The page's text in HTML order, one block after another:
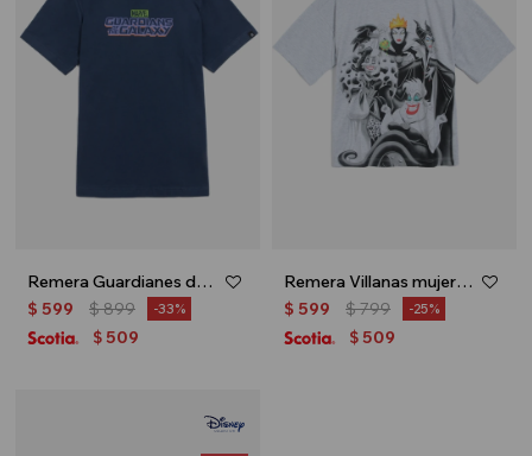
Remera Guardianes de la Galaxia - Azul
$ 599 $899 33
$ 509
Remera Villanas mujer - Gris
$ 599 $799 25
$ 509